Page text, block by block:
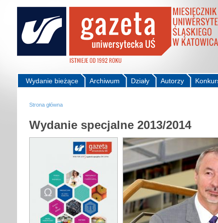
Autorzy
Działy
Archiwum
Wydanie bieżące
Strona główna
Wydanie specjalne 2013/2014